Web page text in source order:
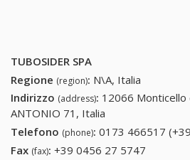
TUBOSIDER SPA
Regione (region): N\A, Italia
Indirizzo (address): 12066 Monticello
ANTONIO 71, Italia
Telefono (phone): 0173 466517
Fax (fax): +39 0456 27 5747